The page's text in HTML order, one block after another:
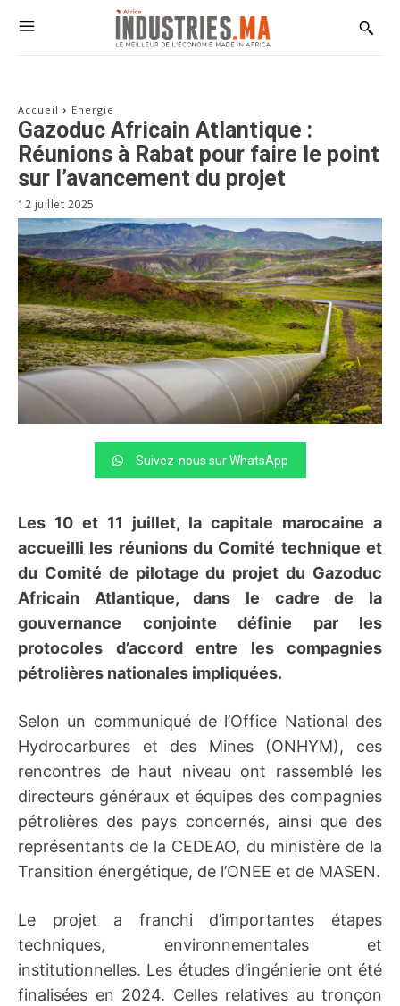
Accueil Energie
Gazoduc Africain Atlantique :
Réunions à Rabat pour faire le point
sur l’avancement du projet
12 juillet 2025
Suivez-nous sur WhatsApp
Les 10 et 11 juillet, la capitale marocaine a
accueilli les réunions du Comité technique et
du Comité de pilotage du projet du Gazoduc
Africain Atlantique, dans le cadre de la
gouvernance conjointe définie par les
protocoles d’accord entre les compagnies
pétrolières nationales impliquées.
Selon un communiqué de l’Office National des
Hydrocarbures et des Mines (ONHYM), ces
rencontres de haut niveau ont rassemblé les
directeurs généraux et équipes des compagnies
pétrolières des pays concernés, ainsi que des
représentants de la CEDEAO, du ministère de la
Transition énergétique, de l’ONEE et de MASEN.
Le projet a franchi d’importantes étapes
techniques, environnementales et
institutionnelles. Les études d’ingénierie ont été
finalisées en 2024. Celles relatives au tronçon